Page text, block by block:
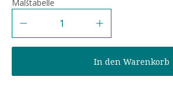
Maßtabelle
In den Warenkorb